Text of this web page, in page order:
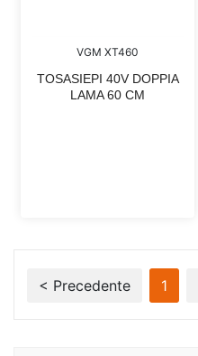
VGM XT460
TOSASIEPI 40V DOPPIA
LAMA 60 CM
< Precedente 1